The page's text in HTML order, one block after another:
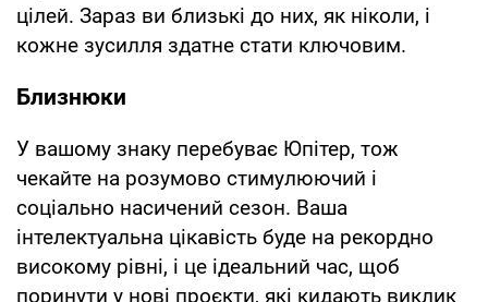
цілей. Зараз ви близькі до них, як ніколи, і
кожне зусилля здатне стати ключовим.
Близнюки
У вашому знаку перебуває Юпітер, тож
чекайте на розумово стимулюючий і
соціально насичений сезон. Ваша
інтелектуальна цікавість буде на рекордно
високому рівні, і це ідеальний час, щоб
поринути у нові проєкти, які кидають виклик